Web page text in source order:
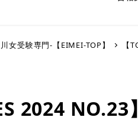
女受験専門-【EIMEI-TOP】 【
2024